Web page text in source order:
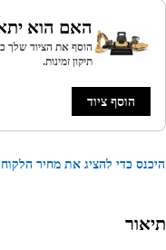
האם הוא
הוסף את הציוד שלך
תיקון זמינות.
הוסף ציוד
כדי להציג את מחיר הלקוח